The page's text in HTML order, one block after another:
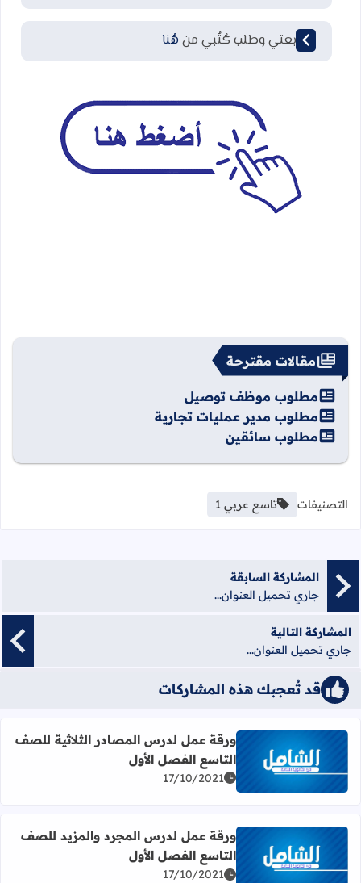
لمتابعتي وطلب كُتُبي من هُنا
مقالات مقترحة
مطلوب موظف توصيل
مطلوب مدير عمليات تجارية
مطلوب سائقين
التصنيفات تاسع عربي 1
المشاركة السابقة
جاري تحميل العنوان...
المشاركة التالية
جاري تحميل العنوان...
قد تُعجبك هذه المشاركات
اقرأ المزيد عن ورقة عمل لدرس المصادر الثلاثية للصف
ورقة عمل لدرس المصادر الثلاثية للصف
التاسع الفصل الأول
17/10/2021
اقرأ المزيد عن ورقة عمل لدرس المجرد والمزيد للصف
ورقة عمل لدرس المجرد والمزيد للصف
التاسع الفصل الأول
17/10/2021